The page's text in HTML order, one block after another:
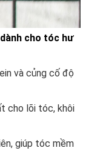
cho tóc hư
và củng cố độ
cho lõi tóc, khôi
giúp tóc mềm